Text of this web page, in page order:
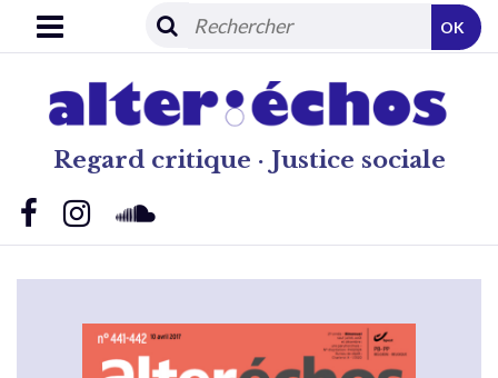
Regard critique · Justice sociale
OK